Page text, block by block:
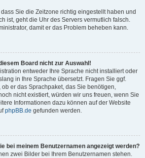
Sie die Zeitzone richtig eingestellt haben und
ist, geht die Uhr des Servers vermutlich falsch.
damit er das Problem beheben kann.
Board nicht zur Auswahl!
entweder Ihre Sprache nicht installiert oder
in Ihre Sprache übersetzt. Fragen Sie ggf.
er das Sprachpaket, das Sie benötigen,
nicht existiert, würden wir uns freuen, wenn Sie
Informationen dazu können auf der Website
phpBB.de gefunden werden.
bei meinem Benutzernamen angezeigt werden?
zwei Bilder bei Ihrem Benutzernamen stehen.